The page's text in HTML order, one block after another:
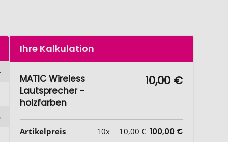
Ihre Kalkulation
MATIC Wireless
Lautsprecher -
holzfarben
10,00 €
Artikelpreis 10x 10,00 € 100,00 €